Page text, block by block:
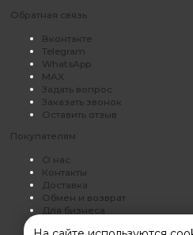
Обратная связь
Вконтакте
Telegram
WhatsApp
MAX
Задать вопрос
Заказать звонок
Оставить отзыв
Покупателям
О нас
Контакты
Доставка
Обмен и возврат
Для бизнеса